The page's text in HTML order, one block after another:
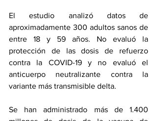
El estudio analizó datos de
aproximadamente 300 adultos sanos de
entre 18 y 59 años. No evaluó la
protección de las dosis de refuerzo
contra la COVID-19 y no evaluó el
anticuerpo neutralizante contra la
variante más transmisible delta.
Se han administrado más de 1.400